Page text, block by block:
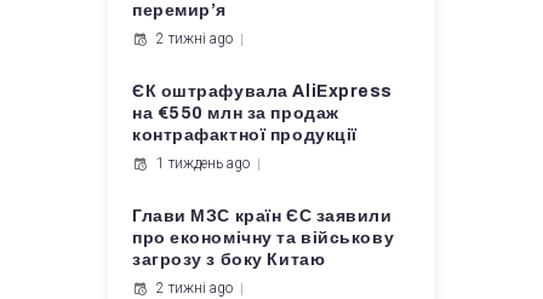
перемир’я
2 тижні ago
ЄК оштрафувала AliExpress
на €550 млн за продаж
контрафактної продукції
1 тиждень ago
Глави МЗС країн ЄС заявили
про економічну та військову
загрозу з боку Китаю
2 тижні ago